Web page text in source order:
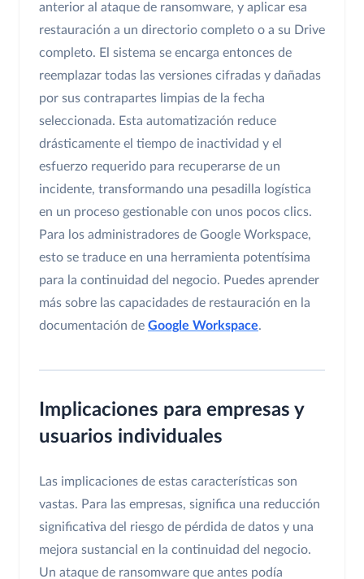
anterior al ataque de ransomware, y aplicar esa
restauración a un directorio completo o a su Drive
completo. El sistema se encarga entonces de
reemplazar todas las versiones cifradas y dañadas
por sus contrapartes limpias de la fecha
seleccionada. Esta automatización reduce
drásticamente el tiempo de inactividad y el
esfuerzo requerido para recuperarse de un
incidente, transformando una pesadilla logística
en un proceso gestionable con unos pocos clics.
Para los administradores de Google Workspace,
esto se traduce en una herramienta potentísima
para la continuidad del negocio. Puedes aprender
más sobre las capacidades de restauración en la
documentación de Google Workspace.
Implicaciones para empresas y
usuarios individuales
Las implicaciones de estas características son
vastas. Para las empresas, significa una reducción
significativa del riesgo de pérdida de datos y una
mejora sustancial en la continuidad del negocio.
Un ataque de ransomware que antes podía